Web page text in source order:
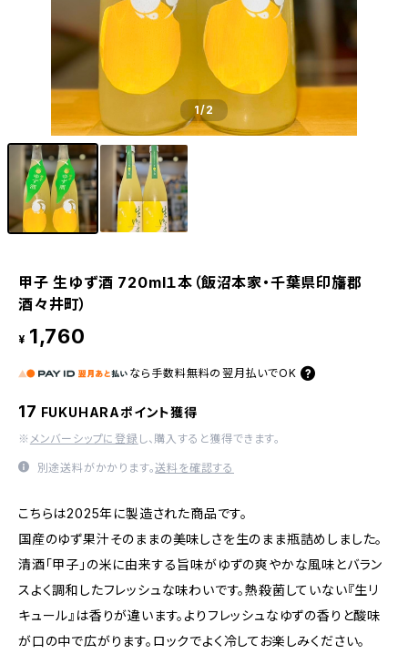
1/2
甲子 生ゆず酒 720ml１本（飯沼本家・千葉県印旛郡
酒々井町）
¥ 1,760
なら 手数料無料の 翌月払いでOK
17 FUKUHARAポイント獲得
※ メンバーシップに登録 し、購入すると獲得できます。
別途送料がかかります。送料を確認する
こちらは2025年に製造された商品です。
国産のゆず果汁そのままの美味しさを生のまま瓶詰めしました。
清酒「甲子」の米に由来する旨味がゆずの爽やかな風味とバラン
スよく調和したフレッシュな味わいです。熱殺菌していない『生リ
キュール』は香りが違います。よりフレッシュなゆずの香りと酸味
が⼝の中で広がります。ロックでよく冷してお楽しみください。